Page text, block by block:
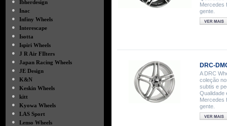
Ibherdesign
●
Inac
●
Infiny Wheels
●
Interescape
●
Isotta
●
Ispiri Wheels
●
J R Air FIlters
●
Japan Racing Wheels
●
JE Design
●
K&N
●
Keskin Wheels
●
kitt
●
Kyowa Wheels
●
LAS Sport
●
Lenso Wheels
Mercedes
gente.
DRC-
A DRC
coleção
subtis e
Qualidade
Mercedes
gente.